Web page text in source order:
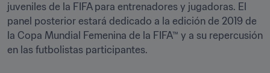
juveniles de la FIFA para entrenadores y jugadoras. El
panel posterior estará dedicado a la edición de 2019 de
la Copa Mundial Femenina de la FIFA™ y a su repercusión
en las futbolistas participantes.